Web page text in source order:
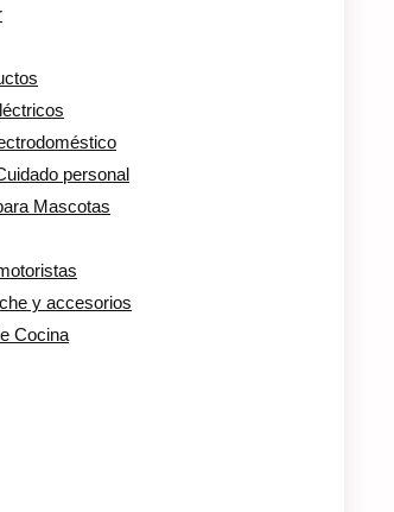
personal
Mascotas
y accesorios
Cocina